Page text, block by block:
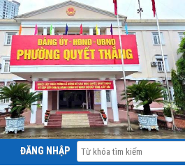
ĐĂNG NHẬP ĐỀ ÁN 06